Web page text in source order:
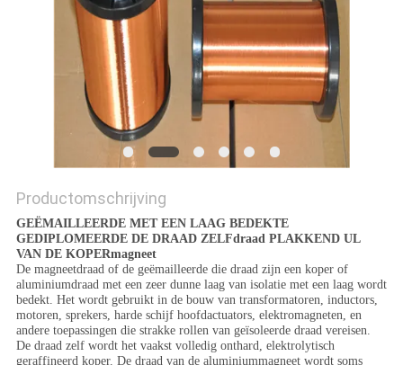
Productomschrijving
GEËMAILLEERDE MET EEN LAAG BEDEKTE
GEDIPLOMEERDE DE DRAAD ZELFdraad PLAKKEND UL
VAN DE KOPERmagneet
De magneetdraad of de geëmailleerde die draad zijn een koper of
aluminiumdraad met een zeer dunne laag van isolatie met een laag wordt
bedekt. Het wordt gebruikt in de bouw van transformatoren, inductors,
motoren, sprekers, harde schijf hoofdactuators, elektromagneten, en
andere toepassingen die strakke rollen van geïsoleerde draad vereisen.
De draad zelf wordt het vaakst volledig onthard, elektrolytisch
geraffineerd koper. De draad van de aluminiummagneet wordt soms